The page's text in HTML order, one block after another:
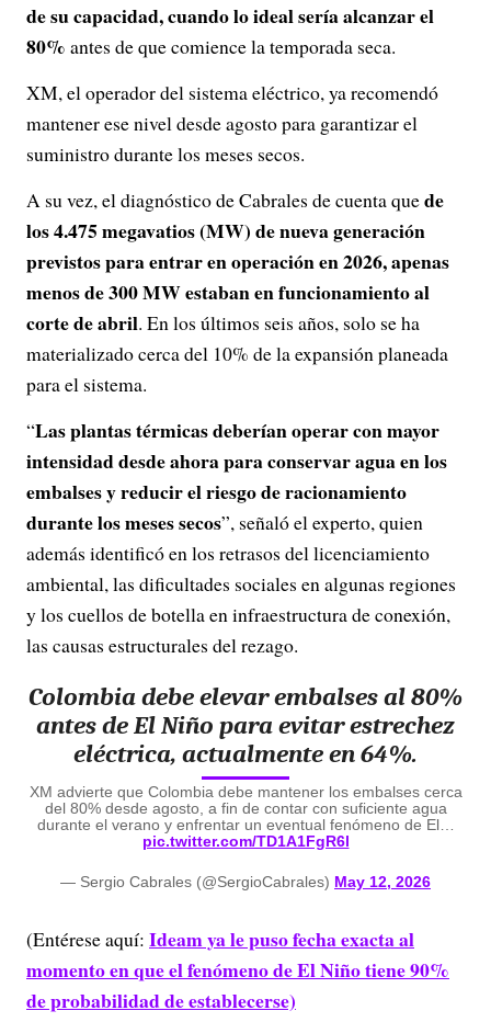
de su capacidad, cuando lo ideal sería alcanzar el
80% antes de que comience la temporada seca.
XM, el operador del sistema eléctrico, ya recomendó
mantener ese nivel desde agosto para garantizar el
suministro durante los meses secos.
A su vez, el diagnóstico de Cabrales de cuenta quede
los 4.475 megavatios (MW) de nueva generación
previstos para entrar en operación en 2026, apenas
menos de 300 MW estaban en funcionamiento al
corte de abril. En los últimos seis años, solo se ha
materializado cerca del 10% de la expansión planeada
para el sistema.
“Las plantas térmicas deberían operar con mayor
intensidad desde ahora para conservar agua en los
embalses y reducir el riesgo de racionamiento
durante los meses secos”, señaló el experto, quien
además identificó en los retrasos del licenciamiento
ambiental, las dificultades sociales en algunas regiones
y los cuellos de botella en infraestructura de conexión,
las causas estructurales del rezago.
Colombia debe elevar embalses al 80%
antes de El Niño para evitar estrechez
eléctrica, actualmente en 64%.
XM advierte que Colombia debe mantener los embalses cerca
del 80% desde agosto, a fin de contar con suficiente agua
durante el verano y enfrentar un eventual fenómeno de El…
pic.twitter.com/TD1A1FgR6l
— Sergio Cabrales (@SergioCabrales) May 12, 2026
(Entérese aquí: Ideam ya le puso fecha exacta al
momento en que el fenómeno de El Niño tiene 90%
de probabilidad de establecerse)